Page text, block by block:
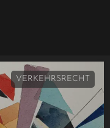
VERKEHRSRECHT